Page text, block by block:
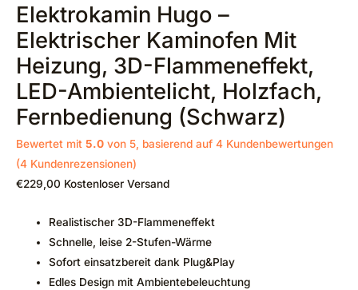
Elektrokamin Hugo –
Elektrischer Kaminofen Mit
Heizung, 3D-Flammeneffekt,
LED-Ambientelicht, Holzfach,
Fernbedienung (Schwarz)
Bewertet mit 5.0 von 5, basierend auf 4 Kundenbewertungen
(4 Kundenrezensionen)
€229,00 Kostenloser Versand
Realistischer 3D-Flammeneffekt
Schnelle, leise 2-Stufen-Wärme
Sofort einsatzbereit dank Plug&Play
Edles Design mit Ambientebeleuchtung